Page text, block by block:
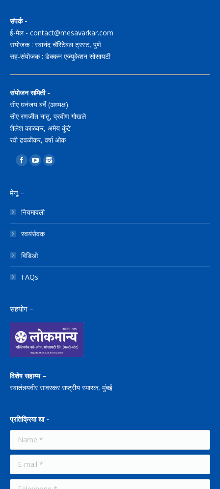
संपर्क -
ई-मेल - contact@mesavarkar.com
संयोजक : स्वानंद चॅरिटेबल ट्रस्ट, पुणे
सह-संयोजक : डेक्कन एज्युकेशन सोसायटी
संयोजन समिती -
सीए धनंजय बर्वे (अध्यक्ष)
सीए रणजीत नातु, प्रवीण गोखले
शैलेश काळकर, अमेय कुंटे
रवी ढवळीकर, वर्षा ओक
Find us on:
मेनू –
नियमावली
स्वयंसेवक
विडिओ
FAQs
सहयोग –
विशेष सहाय्य –
स्वातंत्र्यवीर सावरकर राष्ट्रीय स्मारक, मुंंबई
प्रतिक्रिया द्या -
Name *
E-mail *
Telephone *